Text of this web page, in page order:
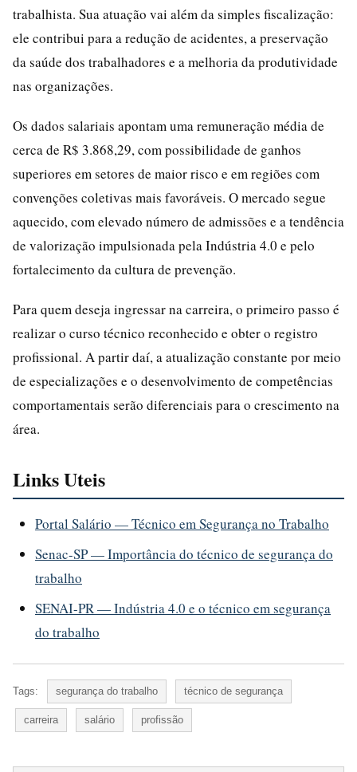
trabalhista. Sua atuação vai além da simples fiscalização:
ele contribui para a redução de acidentes, a preservação
da saúde dos trabalhadores e a melhoria da produtividade
nas organizações.
Os dados salariais apontam uma remuneração média de
cerca de R$ 3.868,29, com possibilidade de ganhos
superiores em setores de maior risco e em regiões com
convenções coletivas mais favoráveis. O mercado segue
aquecido, com elevado número de admissões e a tendência
de valorização impulsionada pela Indústria 4.0 e pelo
fortalecimento da cultura de prevenção.
Para quem deseja ingressar na carreira, o primeiro passo é
realizar o curso técnico reconhecido e obter o registro
profissional. A partir daí, a atualização constante por meio
de especializações e o desenvolvimento de competências
comportamentais serão diferenciais para o crescimento na
área.
Links Uteis
Portal Salário — Técnico em Segurança no Trabalho
Senac-SP — Importância do técnico de segurança do
trabalho
SENAI-PR — Indústria 4.0 e o técnico em segurança
do trabalho
Tags: segurança do trabalho técnico de segurança
carreira salário profissão